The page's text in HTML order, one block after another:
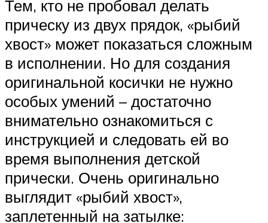
Тем, кто не пробовал делать
прическу из двух прядок, «рыбий
хвост» может показаться сложным
в исполнении. Но для создания
оригинальной косички не нужно
особых умений – достаточно
внимательно ознакомиться с
инструкцией и следовать ей во
время выполнения детской
прически. Очень оригинально
выглядит «рыбий хвост»,
заплетенный на затылке: